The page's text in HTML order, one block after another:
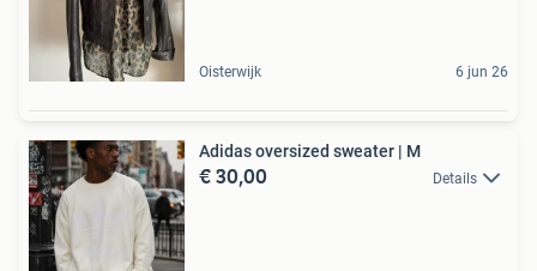
Oisterwijk 6 jun 26
Adidas oversized sweater | M
€ 30,00 Details